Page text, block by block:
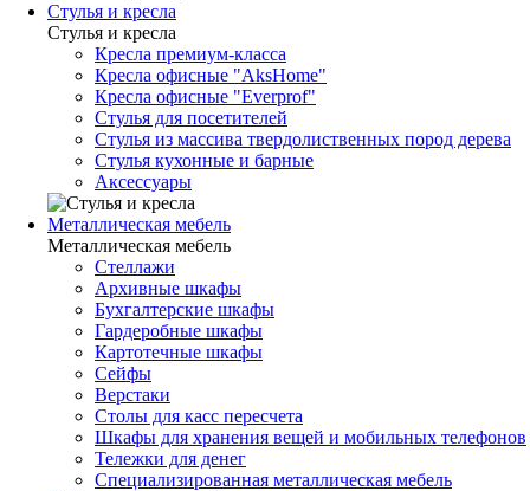
Стулья и кресла
Стулья и кресла
Кресла премиум-класса
Кресла офисные "AksHome"
Кресла офисные "Everprof"
Стулья для посетителей
Стулья из массива твердолиственных пород дерева
Стулья кухонные и барные
Аксессуары
Металлическая мебель
Металлическая мебель
Стеллажи
Архивные шкафы
Бухгалтерские шкафы
Гардеробные шкафы
Картотечные шкафы
Сейфы
Верстаки
Столы для касс пересчета
Шкафы для хранения вещей и мобильных телефонов
Тележки для денег
Специализированная металлическая мебель